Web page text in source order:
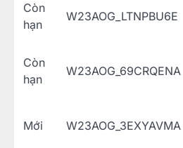
Còn
hạn
W23AOG_LTNPBU6E
Còn
hạn
W23AOG_69CRQENA
Mới W23AOG_3EXYAVMA